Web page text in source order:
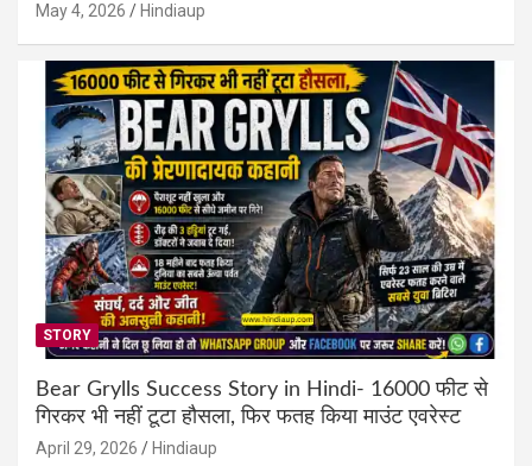
May 4, 2026 Hindiaup
STORY
Bear Grylls Success Story in Hindi- 16000 फीट से
गिरकर भी नहीं टूटा हौसला, फिर फतह किया माउंट एवरेस्ट
April 29, 2026 Hindiaup